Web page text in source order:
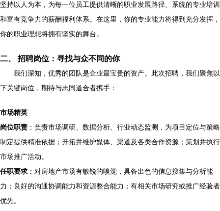
坚持以人为本，为每一位员工提供清晰的职业发展路径、系统的专业培训
和富有竞争力的薪酬福利体系。在这里，你的专业能力将得到充分发挥，
你的职业理想将拥有坚实的舞台。
二、 招聘岗位：寻找与众不同的你
我们深知，优秀的团队是企业最宝贵的资产。此次招聘，我们聚焦以
下关键岗位，期待与志同道合者携手：
市场精英
岗位职责 ：负责市场调研、数据分析、行业动态监测，为项目定位与策略
制定提供精准依据；开拓并维护媒体、渠道及各类合作资源；策划并执行
市场推广活动。
任职要求 ：对房地产市场有敏锐的嗅觉，具备出色的信息搜集与分析能
力；良好的沟通协调能力和资源整合能力；有相关市场研究或推广经验者
优先。